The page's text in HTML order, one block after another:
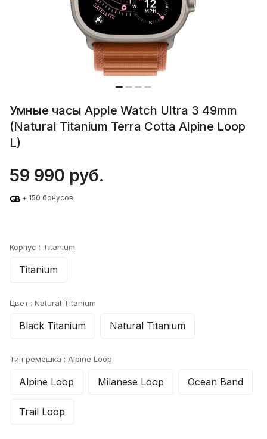
Умные часы Apple Watch Ultra 3 49mm
(Natural Titanium Terra Cotta Alpine Loop
L)
59 990 руб.
+ 150 бонусов
Корпус : Titanium
Titanium
Цвет : Natural Titanium
Black Titanium Natural Titanium
Тип ремешка : Alpine Loop
Alpine Loop Milanese Loop Ocean Band
Trail Loop